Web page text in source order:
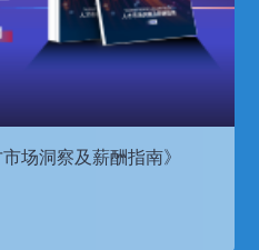
场洞察及薪酬指南》